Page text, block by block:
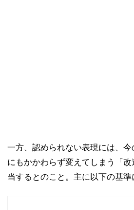
一方、認められない表現には、
にもかかわらず変えてしまう「
当するとのこと。主に以下の基準